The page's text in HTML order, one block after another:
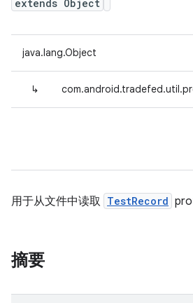
extends Object
java.lang.Object
↳
用于从文件中读取 TestRecord
摘要